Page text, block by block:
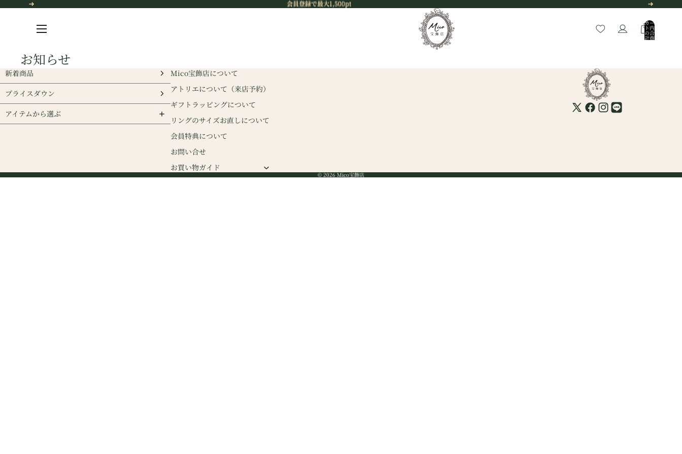
会員登録で最大1,500pt
会員登録で最大1,500pt
カー
ト内
の合
計商
品
お知らせ
新着商品
プライスダウン
アイテムから選ぶ
Mico宝飾店について
アトリエについて（来店予約）
ギフトラッピングについて
リングのサイズお直しについて
会員特典について
お問い合せ
お買い物ガイド
© 2026 Mico宝飾店